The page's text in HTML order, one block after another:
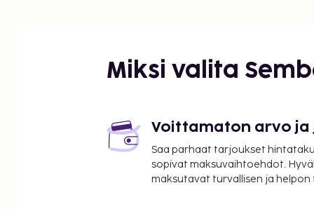
Miksi valita
Voittamaton arvo ja
Saa parhaat tarjoukset
sopivat maksuvaihtoehdot.
maksutavat turvallisen ja